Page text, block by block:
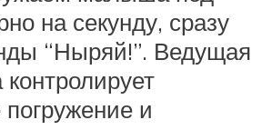
на секунду, сразу
“Ныряй!”. Ведущая
и